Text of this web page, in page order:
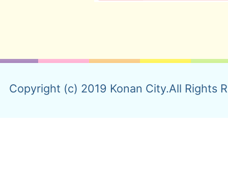
Copyright (c) 2019 Konan City.All Rights